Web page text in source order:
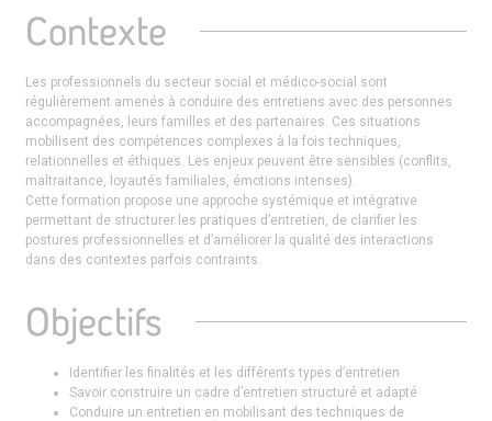
Contexte
Les professionnels du secteur social et médico-social sont
régulièrement amenés à conduire des entretiens avec des personnes
accompagnées, leurs familles et des partenaires. Ces situations
mobilisent des compétences complexes à la fois techniques,
relationnelles et éthiques. Les enjeux peuvent être sensibles (conflits,
maltraitance, loyautés familiales, émotions intenses).
Cette formation propose une approche systémique et intégrative
permettant de structurer les pratiques d’entretien, de clarifier les
postures professionnelles et d’améliorer la qualité des interactions
dans des contextes parfois contraints.
Objectifs
Identifier les finalités et les différents types d’entretien
Savoir construire un cadre d’entretien structuré et adapté
Conduire un entretien en mobilisant des techniques de